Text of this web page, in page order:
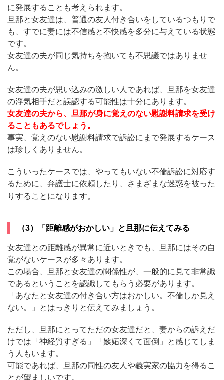
に発展することも考えられます。
旦那と女友達は、普通の友人付き合いをしているつもりで
も、すでに妻には不信感と不快感を多分に与えている状態
です。
女友達の夫が同じ気持ちを抱いても不思議ではありませ
ん。
女友達の夫が思い込みの激しい人であれば、旦那を女友達
の浮気相手だと誤認する可能性は十分にあります。
女友達の夫から、旦那が身に覚えのない慰謝料請求を受け
ることもあるでしょう。
事実、覚えのない慰謝料請求で訴訟にまで発展するケース
は珍しくありません。
こういったケースでは、やってもいない不倫訴訟に対応す
るために、弁護士に依頼したり、さまざまな迷惑を被った
りすることになります。
（3）「距離感がおかしい」と旦那に伝えてみる
女友達との距離感が異常に近いときでも、旦那にはその自
覚がないケースが多々あります。
この場合、旦那と女友達の関係性が、一般的に見て非常識
であるということを認識してもらう必要があります。
「あなたと女友達の付き合い方はおかしい。不倫しか見え
ない。」とはっきりと伝えてみましょう。
ただし、旦那にとってただの女友達だと、妻からの訴えだ
けでは「神経質すぎる」「嫉妬深くて面倒」と感じてしま
う人もいます。
可能であれば、旦那の同性の友人や義実家の協力を得るこ
とが望ましいです。